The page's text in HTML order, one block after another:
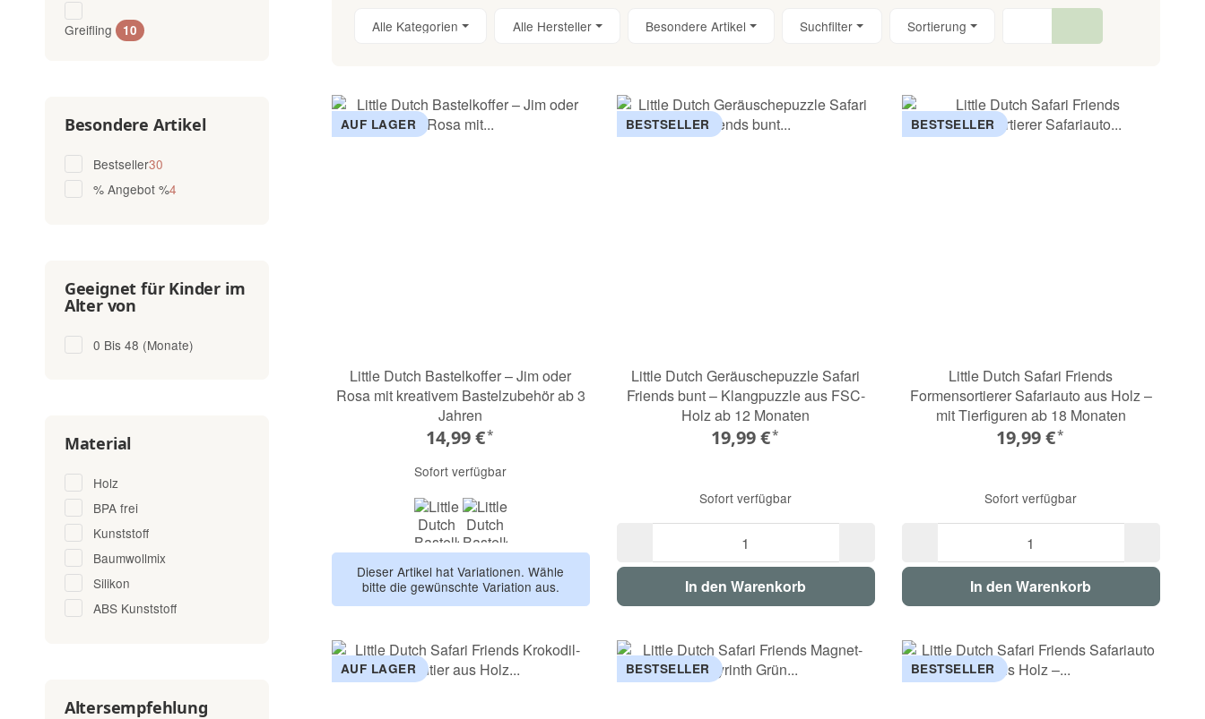
Alle Kategorien Alle Hersteller Besondere Artikel Suchfilter Sortierung
AUF LAGER
Little Dutch Bastelkoffer – Jim oder
Rosa mit kreativem Bastelzubehör ab 3
Jahren
14,99 €*
Sofort verfügbar
Jim Rosa
Dieser Artikel hat Variationen. Wähle
bitte die gewünschte Variation aus.
BESTSELLER
Little Dutch Geräuschepuzzle Safari
Friends bunt – Klangpuzzle aus FSC-
Holz ab 12 Monaten
19,99 €*
Sofort verfügbar
In den Warenkorb
BESTSELLER
Little Dutch Safari Friends
Formensortierer Safariauto aus Holz –
mit Tierfiguren ab 18 Monaten
19,99 €*
Sofort verfügbar
In den Warenkorb
AUF LAGER BESTSELLER BESTSELLER
Greifling 10Artikel gefunden
Besondere Artikel
Bestseller30Artikel gefunden
% Angebot %4Artikel gefunden
Geeignet für Kinder im
Alter von
0 Bis 48 (Monate)
Material
Holz
BPA frei
Kunststoff
Baumwollmix
Silikon
ABS Kunststoff
Altersempfehlung